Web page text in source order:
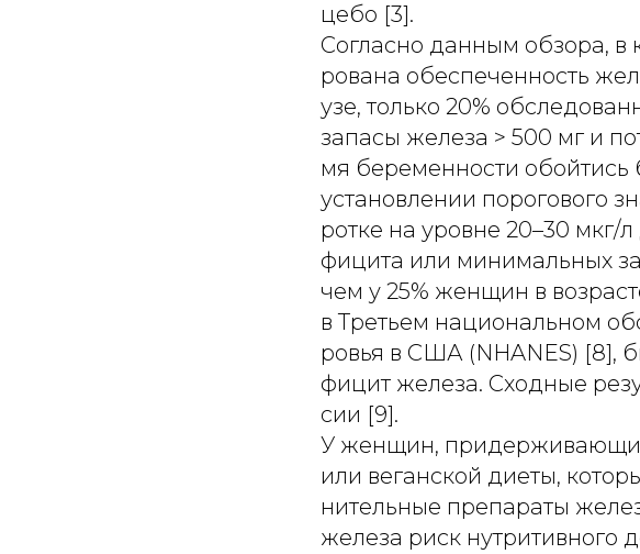
цебо [3].
Согласно данным обзора, в
рована обеспеченность
узе, только 20%
запасы железа > 500 мг и
мя беременности
установлении порогового
ротке на уровне 20–30
фицита или минимальных
чем у 25% женщин в
в Третьем национальном
ровья в США (NHANES) [8],
фицит железа. Сходные
сии [9].
У женщин,
или веганской диеты,
нительные препараты
железа риск нутритивного